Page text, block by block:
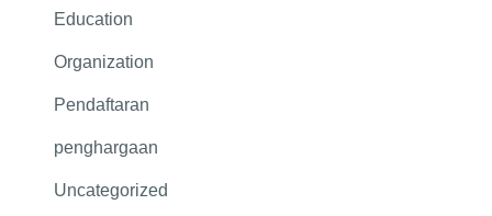
Education
Organization
Pendaftaran
penghargaan
Uncategorized